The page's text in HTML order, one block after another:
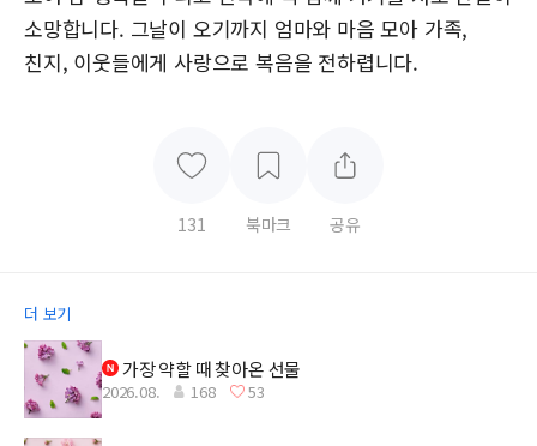
소망합니다. 그날이 오기까지 엄마와 마음 모아 가족,
친지, 이웃들에게 사랑으로 복음을 전하렵니다.
131 북마크 공유
더 보기
가장 약할 때 찾아온 선물
2026.08. 168 53